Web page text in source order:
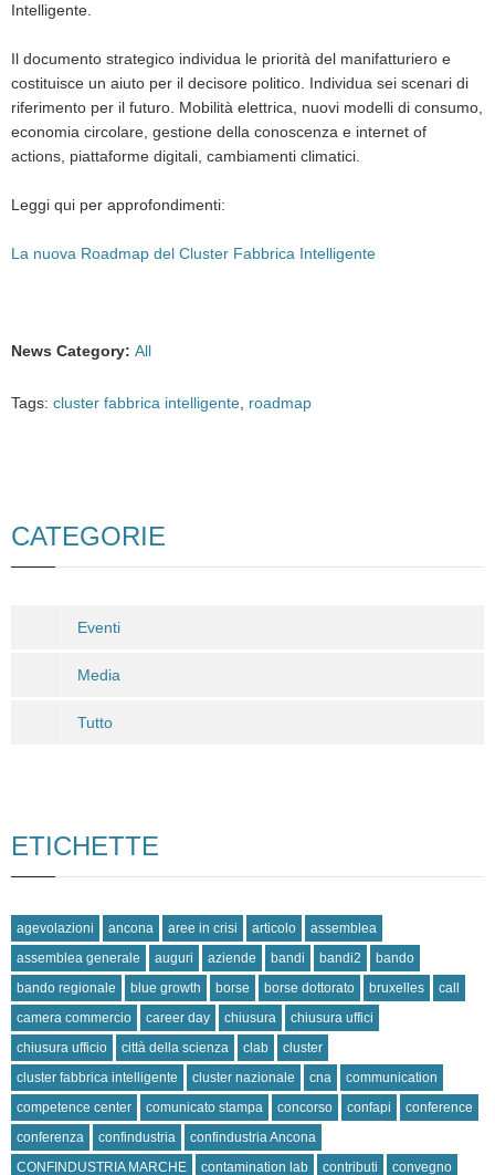
Intelligente.
Il documento strategico individua le priorità del manifatturiero e
costituisce un aiuto per il decisore politico. Individua sei scenari di
riferimento per il futuro. Mobilità elettrica, nuovi modelli di consumo,
economia circolare, gestione della conoscenza e internet of
actions, piattaforme digitali, cambiamenti climatici.
Leggi qui per approfondimenti:
La nuova Roadmap del Cluster Fabbrica Intelligente
News Category: All
Tags: cluster fabbrica intelligente, roadmap
CATEGORIE
Eventi
Media
Tutto
ETICHETTE
agevolazioni ancona aree in crisi articolo
assemblea
assemblea generale
auguri aziende bandi bandi2
bando
bando regionale
blue growth borse borse dottorato bruxelles
call
camera commercio
career day chiusura
chiusura uffici
chiusura ufficio
città della scienza clab
cluster
cluster fabbrica intelligente
cluster nazionale cna
communication
competence center
comunicato stampa concorso confapi
conference
conferenza
confindustria
confindustria Ancona
CONFINDUSTRIA MARCHE
contamination lab contributi convegno